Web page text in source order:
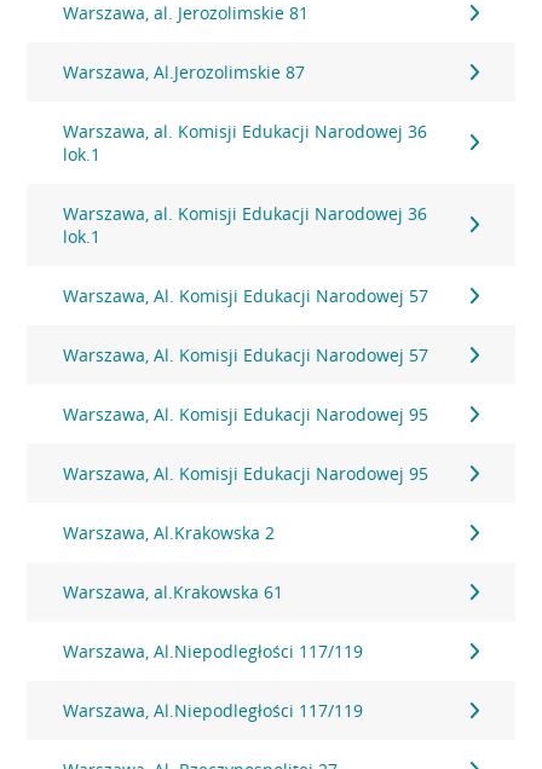
Warszawa, al. Jerozolimskie 81
Warszawa, Al.Jerozolimskie 87
Warszawa, al. Komisji Edukacji Narodowej 36
lok.1
Warszawa, al. Komisji Edukacji Narodowej 36
lok.1
Warszawa, Al. Komisji Edukacji Narodowej 57
Warszawa, Al. Komisji Edukacji Narodowej 57
Warszawa, Al. Komisji Edukacji Narodowej 95
Warszawa, Al. Komisji Edukacji Narodowej 95
Warszawa, Al.Krakowska 2
Warszawa, al.Krakowska 61
Warszawa, Al.Niepodległości 117/119
Warszawa, Al.Niepodległości 117/119